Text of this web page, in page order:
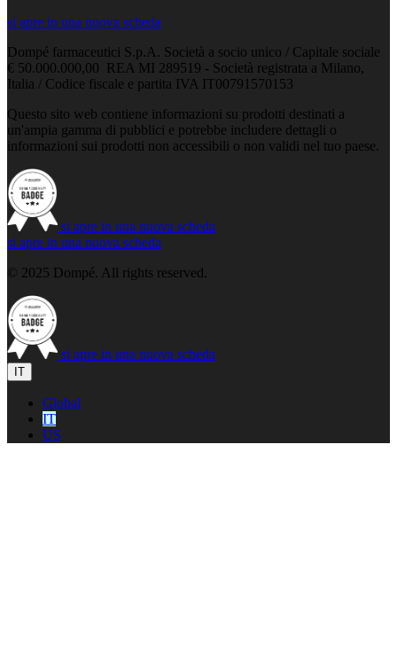
si apre in una nuova scheda
Dompé farmaceutici S.p.A. Società a socio unico / Capitale sociale
€ 50.000.000,00 REA MI 289519 - Società registrata a Milano,
Italia / Codice fiscale e partita IVA IT00791570153
Questo sito web contiene informazioni su prodotti destinati a
un'ampia gamma di pubblici e potrebbe includere dettagli o
informazioni sui prodotti non accessibili o non validi nel tuo paese.
si apre in una nuova scheda
si apre in una nuova scheda
© 2025 Dompé. All rights reserved.
si apre in una nuova scheda
IT
Global
IT
US